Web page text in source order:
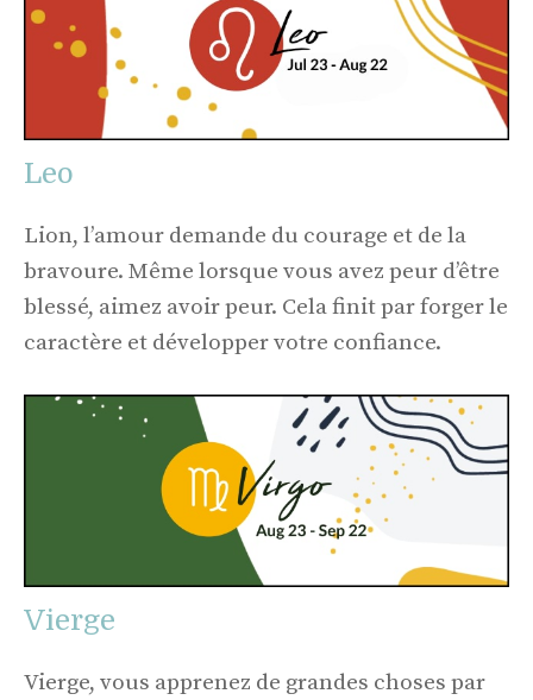
Leo
Lion, l’amour demande du courage et de la
bravoure. Même lorsque vous avez peur d’être
blessé, aimez avoir peur. Cela finit par forger le
caractère et développer votre confiance.
Vierge
Vierge, vous apprenez de grandes choses par